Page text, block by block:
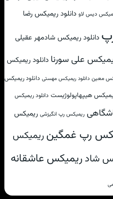
دیس لاو دانلود ریمیکس رضا
دانلود ریمیکس شادمهر عقیلی
علی سورنا دانلود ریمیکس
معین دانلود ریمیکس مهستی دانلود ریمیکس
هیپهاپولوژیست دانلود ریمیکس
ریمیکس رپ انگیزشی ریمیکس
رپ غمگین ریمیکس
شادریمیکس عاشقانه